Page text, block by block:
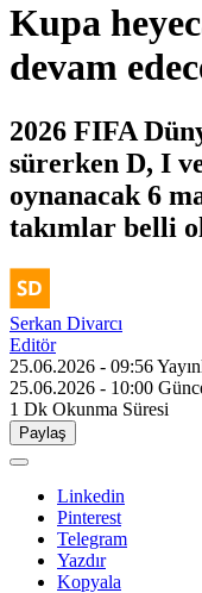
Kupa
devam
2026 FIFA
sürerken D, I
oynanacak 6
takımlar belli
Serkan Divarcı
Editör
25.06.2026 - 09:56
25.06.2026 - 10:00
1 Dk Okunma Süresi
Paylaş
Linkedin
Pinterest
Telegram
Yazdır
Kopyala